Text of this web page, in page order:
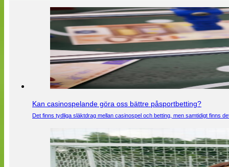
Kan casinospelande göra oss bättre påsportbetting?
Det finns tydliga släktdrag mellan casinospel och betting, men samtidigt finns